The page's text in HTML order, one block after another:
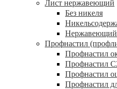
Лист нержавеющий
Без никеля
Профнастил
Профнастил
Профнастил
Профнастил
Профнастил